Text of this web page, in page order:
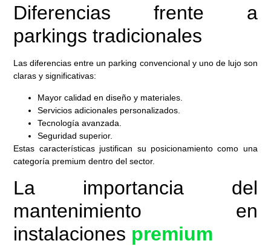
Diferencias frente a
parkings tradicionales
Las diferencias entre un parking convencional y uno de lujo son
claras y significativas:
Mayor calidad en diseño y materiales.
Servicios adicionales personalizados.
Tecnología avanzada.
Seguridad superior.
Estas características justifican su posicionamiento como una
categoría premium dentro del sector.
La importancia del
mantenimiento en
instalaciones premium